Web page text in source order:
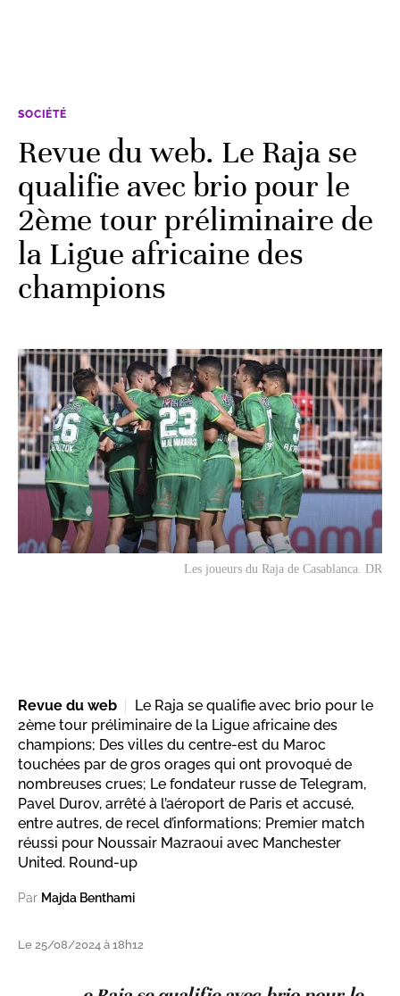
SOCIÉTÉ
Revue du web. Le Raja se
qualifie avec brio pour le
2ème tour préliminaire de
la Ligue africaine des
champions
Les joueurs du Raja de Casablanca. DR
Revue du web
Le Raja se qualifie avec brio pour le
2ème tour préliminaire de la Ligue africaine des
champions; Des villes du centre-est du Maroc
touchées par de gros orages qui ont provoqué de
nombreuses crues; Le fondateur russe de Telegram,
Pavel Durov, arrêté à l’aéroport de Paris et accusé,
entre autres, de recel d’informations; Premier match
réussi pour Noussair Mazraoui avec Manchester
United. Round-up
Par Majda Benthami
Le 25/08/2024 à 18h12